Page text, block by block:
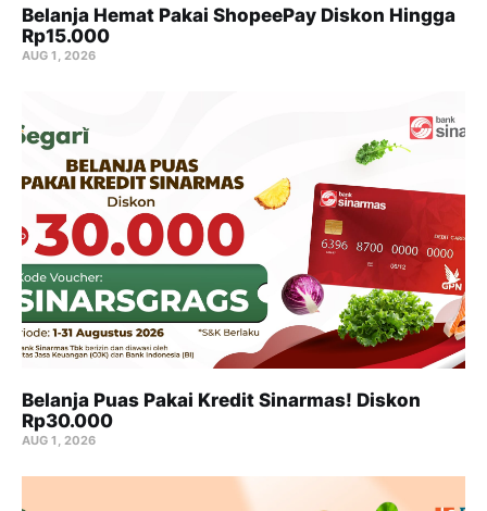
Belanja Hemat Pakai ShopeePay Diskon Hingga
Rp15.000
AUG 1, 2026
Belanja Puas Pakai Kredit Sinarmas! Diskon
Rp30.000
AUG 1, 2026